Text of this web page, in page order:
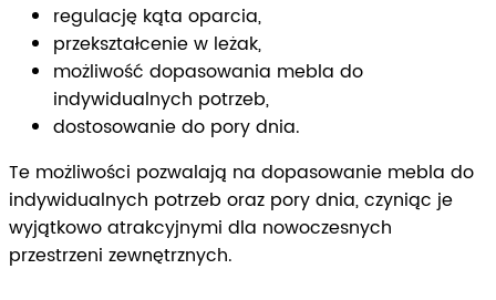
regulację kąta oparcia,
przekształcenie w leżak,
możliwość dopasowania mebla do
indywidualnych potrzeb,
dostosowanie do pory dnia.
Te możliwości pozwalają na dopasowanie mebla do
indywidualnych potrzeb oraz pory dnia, czyniąc je
wyjątkowo atrakcyjnymi dla nowoczesnych
przestrzeni zewnętrznych.